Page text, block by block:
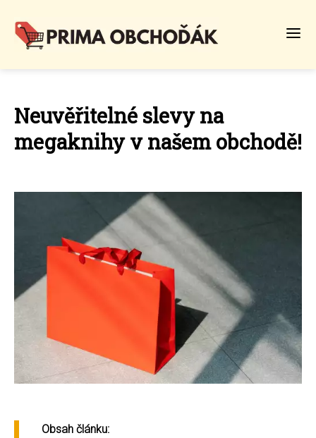
Neuvěřitelné slevy na
megaknihy v našem obchodě!
Obsah článku: